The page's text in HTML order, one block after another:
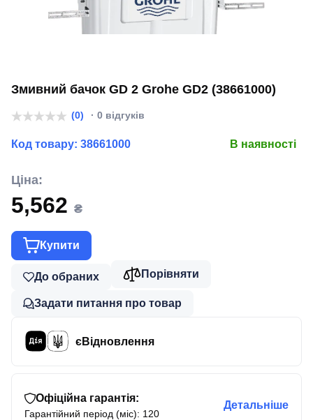
Змивний бачок GD 2 Grohe GD2 (38661000)
(0) · 0 відгуків
Код товару: 38661000 В наявності
Ціна:
5,562 ₴
Купити
До обраних Порівняти
Задати питання про товар
єВідновлення
Офіційна гарантія:
Гарантійний період (міс): 120
Детальніше